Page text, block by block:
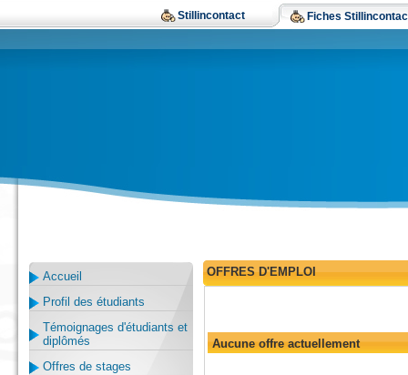
Stillincontact Fiches
Accueil
Profil des étudiants
Témoignages d'étudiants et
diplômés
Offres de stages
OFFRES D'EMPLOI
Aucune offre actuellement